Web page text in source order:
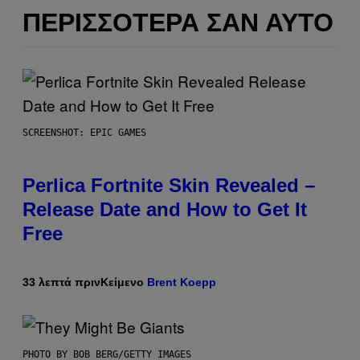
ΠΕΡΙΣΣΌΤΕΡΑ ΣΑΝ ΑΥΤΌ
SCREENSHOT: EPIC GAMES
Perlica Fortnite Skin Revealed –
Release Date and How to Get It
Free
33 λεπτά πρινΚείμενο Brent Koepp
PHOTO BY BOB BERG/GETTY IMAGES